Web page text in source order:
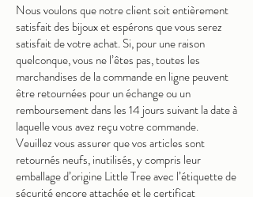
Nous voulons que notre client soit entièrement
satisfait des bijoux et espérons que vous serez
satisfait de votre achat. Si, pour une raison
quelconque, vous ne l’êtes pas, toutes les
marchandises de la commande en ligne peuvent
être retournées pour un échange ou un
remboursement dans les 14 jours suivant la date à
laquelle vous avez reçu votre commande.
Veuillez vous assurer que vos articles sont
retournés neufs, inutilisés, y compris leur
emballage d’origine Little Tree avec l’étiquette de
sécurité encore attachée et le certificat